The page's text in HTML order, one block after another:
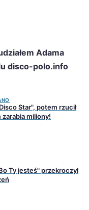
Adama
disco-polo.info
Star", potem rzucił
zarabia miliony!
Ty jesteś" przekroczył